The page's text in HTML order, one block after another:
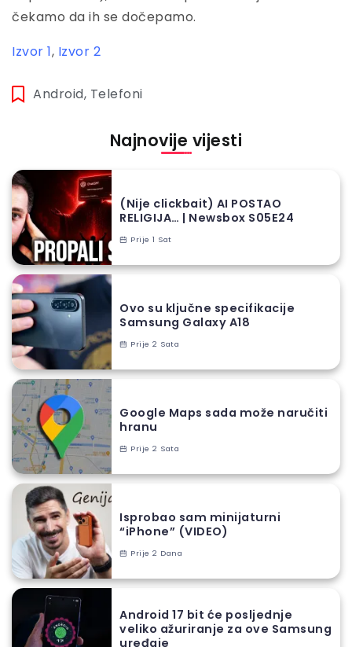
čekamo da ih se dočepamo.
Izvor 1, Izvor 2
Android, Telefoni
Najnovije vijesti
(Nije clickbait) AI POSTAO
RELIGIJA… | Newsbox S05E24
Prije 1 Sat
Ovo su ključne specifikacije
Samsung Galaxy A18
Prije 2 Sata
Google Maps sada može naručiti
hranu
Prije 2 Sata
Isprobao sam minijaturni
“iPhone” (VIDEO)
Prije 2 Dana
Android 17 bit će posljednje
veliko ažuriranje za ove Samsung
uređaje